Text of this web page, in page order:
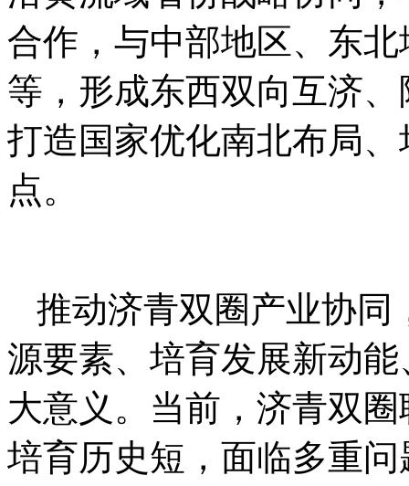
合作，与中部地区、东
等，形成东西双向互济
打造国家优化南北布局
点。
推动济青双圈产业协同
源要素、培育发展新动
大意义。当前，济青双
培育历史短，面临多重